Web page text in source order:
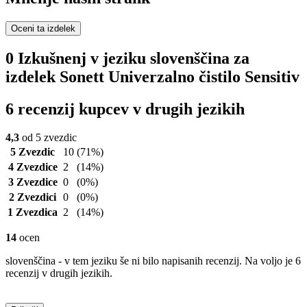
Oceni ta izdelek
0 Izkušnenj v jeziku slovenščina za
izdelek Sonett Univerzalno čistilo Sensitiv
6 recenzij kupcev v drugih jezikih
4,3 od 5 zvezdic
5 Zvezdic
10 (71%)
4 Zvezdice 2
(14%)
3 Zvezdice 0
(0%)
2 Zvezdici 0
(0%)
1 Zvezdica 2 (14%)
14 ocen
slovenščina - v tem jeziku še ni bilo napisanih recenzij. Na voljo je 6
recenzij v drugih jezikih.